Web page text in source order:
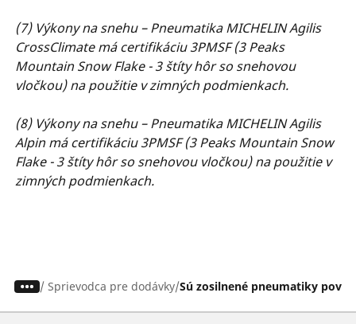
(7) Výkony na snehu – Pneumatika MICHELIN Agilis
CrossClimate má certifikáciu 3PMSF (3 Peaks
Mountain Snow Flake - 3 štíty hôr so snehovou
vločkou) na použitie v zimných podmienkach.
(8) Výkony na snehu – Pneumatika MICHELIN Agilis
Alpin má certifikáciu 3PMSF (3 Peaks Mountain Snow
Flake - 3 štíty hôr so snehovou vločkou) na použitie v
zimných podmienkach.
/ Sprievodca pre dodávky Sú zosilnené pneumatiky